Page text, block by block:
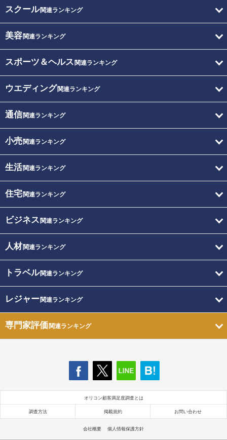
スクール関連ランキング
美容関連ランキング
スポーツ＆ヘルス 関連ランキング
ウエディング関連ランキング
通信関連ランキング
小売関連ランキング
生活関連ランキング
住宅関連ランキング
ビジネス 関連ランキング
人材関連ランキング
トラベル関連ランキング
レジャー関連ランキング
専門家評価関連ランキング
オリコン顧客満足度調査とは
調査方法 掲載規約 お問い合わせ
会社概要 個人情報保護方針